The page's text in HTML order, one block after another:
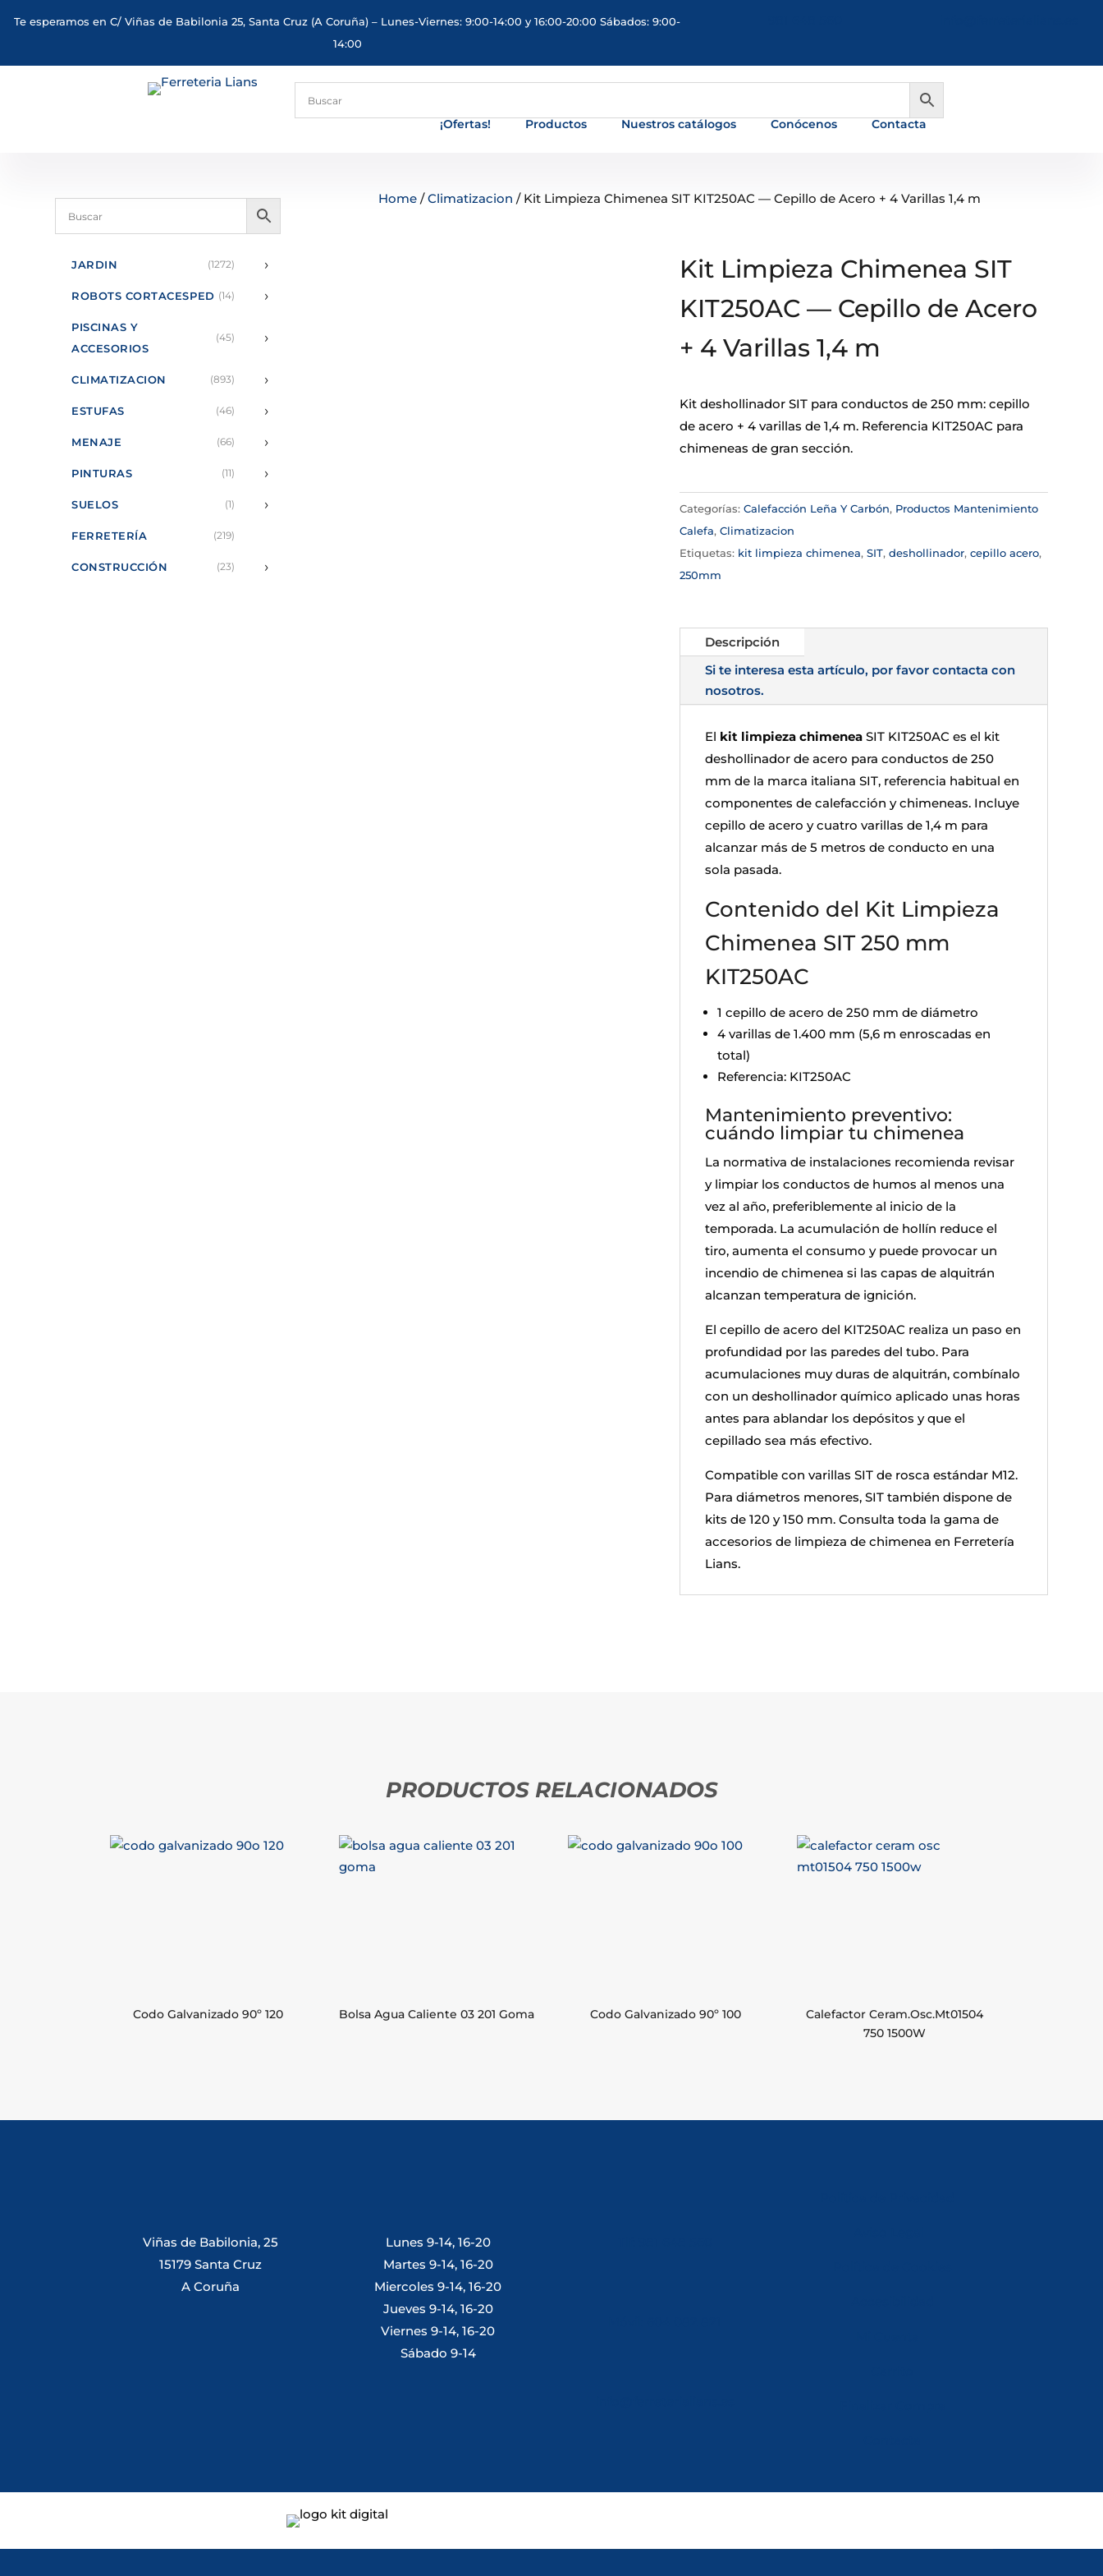
Te esperamos en C/ Viñas de Babilonia 25, Santa Cruz (A Coruña) – Lunes-Viernes: 9:00-14:00 y 16:00-20:00 Sábados: 9:00-
14:00
¡Ofertas! Productos Nuestros catálogos Conócenos Contacta
JARDIN (1272) ›
ROBOTS CORTACESPED (14) ›
PISCINAS Y
ACCESORIOS
(45) ›
CLIMATIZACION (893) ›
ESTUFAS (46) ›
MENAJE (66) ›
PINTURAS (11) ›
SUELOS (1) ›
FERRETERÍA (219)
CONSTRUCCIÓN (23) ›
Home/Climatizacion / Kit Limpieza Chimenea SIT KIT250AC — Cepillo de Acero + 4 Varillas 1,4 m
Kit Limpieza Chimenea SIT
KIT250AC — Cepillo de Acero
+ 4 Varillas 1,4 m
Kit deshollinador SIT para conductos de 250 mm: cepillo
de acero + 4 varillas de 1,4 m. Referencia KIT250AC para
chimeneas de gran sección.
Categorías: Calefacción Leña Y Carbón, Productos Mantenimiento
Calefa, Climatizacion
Etiquetas: kit limpieza chimenea, SIT, deshollinador, cepillo acero,
250mm
Descripción
Si te interesa esta artículo, por favor contacta con
nosotros.
El kit limpieza chimeneaSIT KIT250AC es el kit
deshollinador de acero para conductos de 250
mm de la marca italiana SIT, referencia habitual en
componentes de calefacción y chimeneas. Incluye
cepillo de acero y cuatro varillas de 1,4 m para
alcanzar más de 5 metros de conducto en una
sola pasada.
Contenido del Kit Limpieza
Chimenea SIT 250 mm
KIT250AC
1 cepillo de acero de 250 mm de diámetro
4 varillas de 1.400 mm (5,6 m enroscadas en
total)
Referencia: KIT250AC
Mantenimiento preventivo:
cuándo limpiar tu chimenea
La normativa de instalaciones recomienda revisar
y limpiar los conductos de humos al menos una
vez al año, preferiblemente al inicio de la
temporada. La acumulación de hollín reduce el
tiro, aumenta el consumo y puede provocar un
incendio de chimenea si las capas de alquitrán
alcanzan temperatura de ignición.
El cepillo de acero del KIT250AC realiza un paso en
profundidad por las paredes del tubo. Para
acumulaciones muy duras de alquitrán, combínalo
con un deshollinador químico aplicado unas horas
antes para ablandar los depósitos y que el
cepillado sea más efectivo.
Compatible con varillas SIT de rosca estándar M12.
Para diámetros menores, SIT también dispone de
kits de 120 y 150 mm. Consulta toda la gama de
accesorios de limpieza de chimenea en Ferretería
Lians.
PRODUCTOS RELACIONADOS
Codo Galvanizado 90º 120 Bolsa Agua Caliente 03 201 Goma Codo Galvanizado 90º 100
Calefactor Ceram.Osc.Mt01504
750 1500W
Viñas de Babilonia, 25
15179 Santa Cruz
A Coruña
Lunes 9-14, 16-20
Martes 9-14, 16-20
Miercoles 9-14, 16-20
Jueves 9-14, 16-20
Viernes 9-14, 16-20
Sábado 9-14